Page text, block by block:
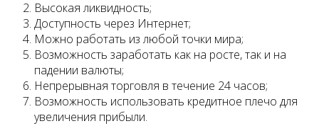
Высокая ликвидность;
Доступность через Интернет;
Можно работать из любой точки мира;
Возможность заработать как на росте, так и на
падении валюты;
Непрерывная торговля в течение 24 часов;
Возможность использовать кредитное плечо для
увеличения прибыли.